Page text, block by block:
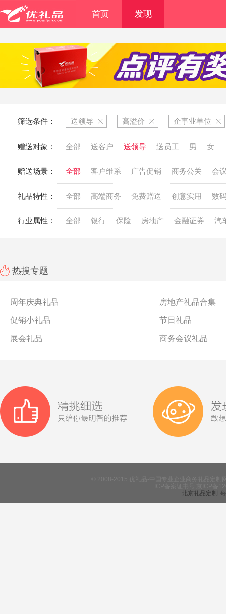
首页 发现
筛选条件： 送领导 高溢价 企事业单位
赠送对象： 全部 送客户 送领导 送员工 男 女
赠送场景： 全部 客户维系 广告促销 商务公关 会
礼品特性： 全部 高端商务 免费赠送 创意实用 数
行业属性： 全部 银行 保险 房地产 金融证券 汽
热搜专题
周年庆典礼品 房地产礼品合集
促销小礼品 节日礼品
展会礼品 商务会议礼品
北京礼品定制